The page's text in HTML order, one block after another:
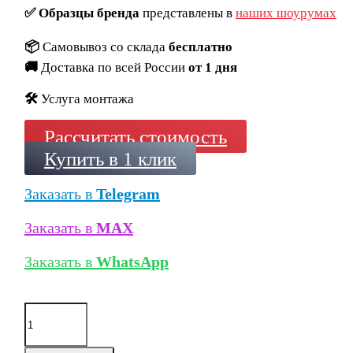
✅Образцы брендапредставлены в наших шоурумах
📦 Самовывоз со склада бесплатно
🚚 Доставка по всей России от 1 дня
🛠️ Услуга монтажа
Рассчитать стоимость
Купить в 1 клик
Заказать в Telegram
Заказать в MAX
Заказать в WhatsApp
Количество
товара